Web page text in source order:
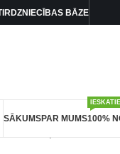
BĀZE
SĀKUMSPAR MUMS100%